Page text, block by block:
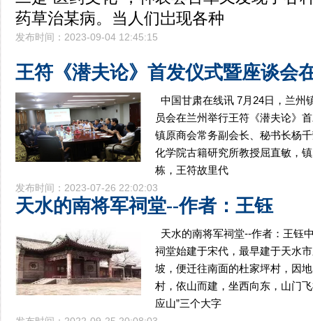
药草治某病。当人们岀现各种
发布时间：2023-09-04 12:45:15
王符《潜夫论》首发仪式暨座谈会
中国甘肃在线讯 7月24日，兰州
员会在兰州举行王符《潜夫论》
镇原商会常务副会长、秘书长杨
化学院古籍研究所教授屈直敏，
栋，王符故里代
发布时间：2023-07-26 22:02:03
天水的南将军祠堂--作者：王钰
天水的南将军祠堂--作者：王钰
祠堂始建于宋代，最早建于天水
坡，便迁往南面的杜家坪村，因
村，依山而建，坐西向东，山门
应山”三个大字